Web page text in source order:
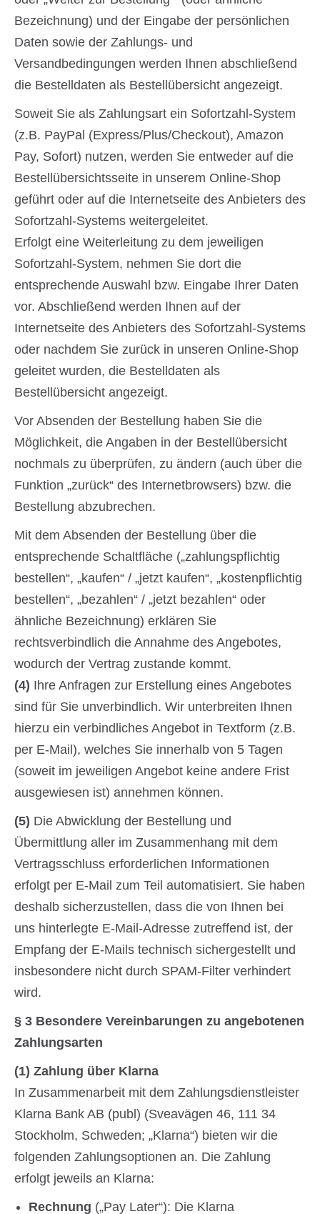
Bezeichnung) und der Eingabe der persönlichen
Daten sowie der Zahlungs- und
Versandbedingungen werden Ihnen abschließend
die Bestelldaten als Bestellübersicht angezeigt.
Soweit Sie als Zahlungsart ein Sofortzahl-System
(z.B. PayPal (Express/Plus/Checkout), Amazon
Pay, Sofort) nutzen, werden Sie entweder auf die
Bestellübersichtsseite in unserem Online-Shop
geführt oder auf die Internetseite des Anbieters des
Sofortzahl-Systems weitergeleitet.
Erfolgt eine Weiterleitung zu dem jeweiligen
Sofortzahl-System, nehmen Sie dort die
entsprechende Auswahl bzw. Eingabe Ihrer Daten
vor. Abschließend werden Ihnen auf der
Internetseite des Anbieters des Sofortzahl-Systems
oder nachdem Sie zurück in unseren Online-Shop
geleitet wurden, die Bestelldaten als
Bestellübersicht angezeigt.
Vor Absenden der Bestellung haben Sie die
Möglichkeit, die Angaben in der Bestellübersicht
nochmals zu überprüfen, zu ändern (auch über die
Funktion „zurück“ des Internetbrowsers) bzw. die
Bestellung abzubrechen.
Mit dem Absenden der Bestellung über die
entsprechende Schaltfläche („zahlungspflichtig
bestellen“, „kaufen“ / „jetzt kaufen“, „kostenpflichtig
bestellen“, „bezahlen“ / „jetzt bezahlen“ oder
ähnliche Bezeichnung) erklären Sie
rechtsverbindlich die Annahme des Angebotes,
wodurch der Vertrag zustande kommt.
(4) Ihre Anfragen zur Erstellung eines Angebotes
sind für Sie unverbindlich. Wir unterbreiten Ihnen
hierzu ein verbindliches Angebot in Textform (z.B.
per E-Mail), welches Sie innerhalb von 5 Tagen
(soweit im jeweiligen Angebot keine andere Frist
ausgewiesen ist) annehmen können.
(5) Die Abwicklung der Bestellung und
Übermittlung aller im Zusammenhang mit dem
Vertragsschluss erforderlichen Informationen
erfolgt per E-Mail zum Teil automatisiert. Sie haben
deshalb sicherzustellen, dass die von Ihnen bei
uns hinterlegte E-Mail-Adresse zutreffend ist, der
Empfang der E-Mails technisch sichergestellt und
insbesondere nicht durch SPAM-Filter verhindert
wird.
§ 3 Besondere Vereinbarungen zu angebotenen
Zahlungsarten
(1) Zahlung über Klarna
In Zusammenarbeit mit dem Zahlungsdienstleister
Klarna Bank AB (publ) (Sveavägen 46, 111 34
Stockholm, Schweden; „Klarna“) bieten wir die
folgenden Zahlungsoptionen an. Die Zahlung
erfolgt jeweils an Klarna:
Rechnung („Pay Later“): Die Klarna